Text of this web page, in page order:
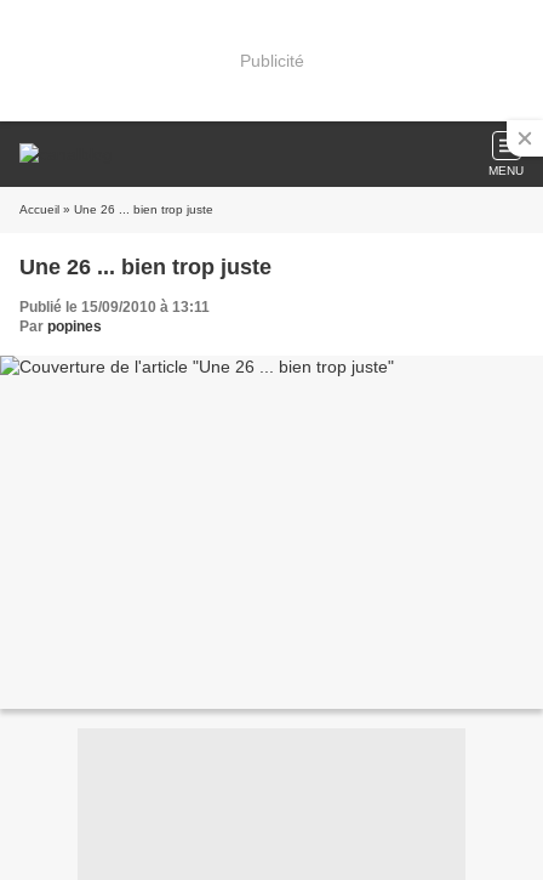
Publicité
MENU
Accueil » Une 26 ... bien trop juste
Une 26 ... bien trop juste
Publié le 15/09/2010 à 13:11
Par popines